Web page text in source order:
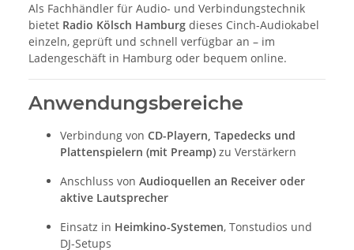
Als Fachhändler für Audio- und Verbindungstechnik
bietet Radio Kölsch Hamburg dieses Cinch-Audiokabel
einzeln, geprüft und schnell verfügbar an – im
Ladengeschäft in Hamburg oder bequem online.
Anwendungsbereiche
Verbindung von CD-Playern, Tapedecks und
Plattenspielern (mit Preamp) zu Verstärkern
Anschluss von Audioquellen an Receiver oder
aktive Lautsprecher
Einsatz in Heimkino-Systemen, Tonstudios und
DJ-Setups